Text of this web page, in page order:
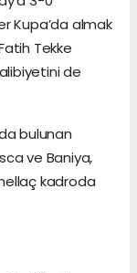
Kupa’da almak
Tekke
de
bulunan
ve Baniya,
kadroda